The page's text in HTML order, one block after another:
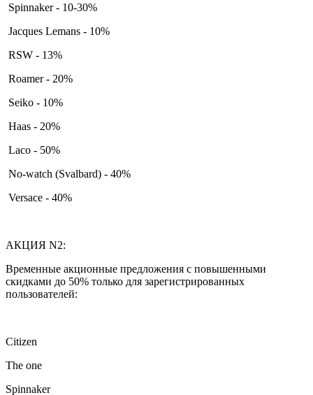
Spinnaker - 10-30%
Jacques Lemans - 10%
RSW - 13%
Roamer - 20%
Seiko - 10%
Haas - 20%
Laco - 50%
No-watch (Svalbard) - 40%
Versace - 40%
АКЦИЯ N2:
Временные акционные предложения с повышенными
скидками до 50% только для зарегистрированных
пользователей:
Citizen
The one
Spinnaker